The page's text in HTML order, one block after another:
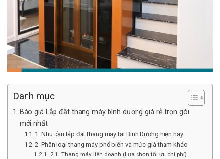
Danh mục
Báo giá Lắp đặt thang máy bình dương giá rẻ trọn gói
mới nhất
1. Nhu cầu lắp đặt thang máy tại Bình Dương hiện nay
2. Phân loại thang máy phổ biến và mức giá tham khảo
2.1. Thang máy liên doanh (Lựa chọn tối ưu chi phí)